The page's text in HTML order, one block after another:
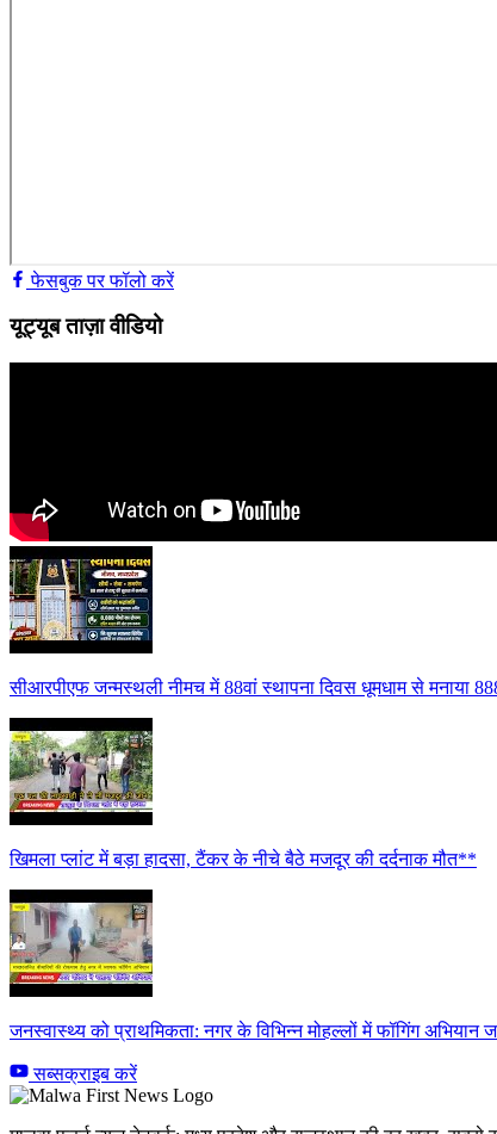
फेसबुक पर फॉलो करें
यूट्यूब ताज़ा वीडियो
सीआरपीएफ जन्मस्थली नीमच में 88वां स्थापना दिवस धूमधाम से मनाया
खिमला प्लांट में बड़ा हादसा, टैंकर के नीचे बैठे मजदूर की दर्दनाक मौत**
जनस्वास्थ्य को प्राथमिकता: नगर के विभिन्न मोहल्लों में फॉगिंग अभियान
सब्सक्राइब करें